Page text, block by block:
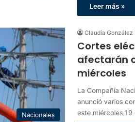
Leer más »
Nacionales
Claudia González
Cortes
afectarán
miércoles
La Compañía
anunció varios
este miércoles